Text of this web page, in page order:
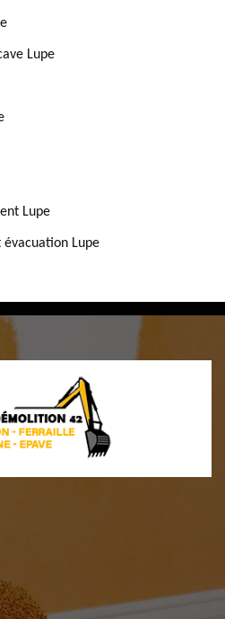
Lupe
Lupe
Lupe